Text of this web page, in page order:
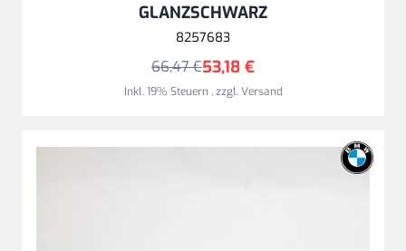
GLANZSCHWARZ
8257683
53,18 €
66,47 €
Inkl. 19% Steuern,zzgl.Versand